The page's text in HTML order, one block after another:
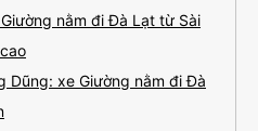
nằm đi Đà Lạt từ Sài
Dũng: xe Giường nằm đi Đà